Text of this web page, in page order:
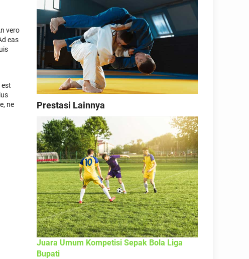
vero
eas
ne
Prestasi Lainnya
Juara Umum Kompetisi Sepak Bola Liga
Bupati